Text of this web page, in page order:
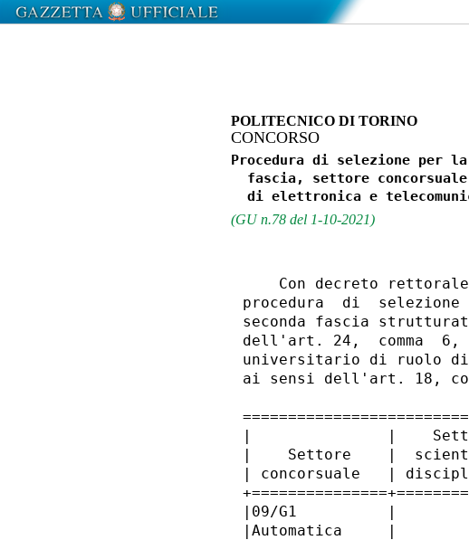
POLITECNICO DI TORINO
CONCORSO
Procedura di selezione per
fascia, settore
(GU n.78 del 1-10-2021)
Con decreto
procedura  di
seconda fascia
dell'art. 24,  comma  6,
universitario di ruolo di
ai sensi dell'art. 18,
|               |
|    Settore    |
| concorsuale   |
|09/G1          |
|Automatica     |